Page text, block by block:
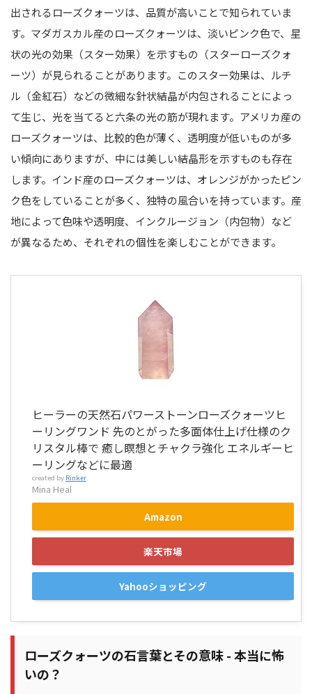
出されるローズクォーツは、品質が高いことで知られていま
す。マダガスカル産のローズクォーツは、淡いピンク色で、星
状の光の効果（スター効果）を示すもの（スターローズクォ
ーツ）が見られることがあります。このスター効果は、ルチ
ル（金紅石）などの微細な針状結晶が内包されることによっ
て生じ、光を当てると六条の光の筋が現れます。アメリカ産の
ローズクォーツは、比較的色が薄く、透明度が低いものが多
い傾向にありますが、中には美しい結晶形を示すものも存在
します。インド産のローズクォーツは、オレンジがかったピン
ク色をしていることが多く、独特の風合いを持っています。産
地によって色味や透明度、インクルージョン（内包物）など
が異なるため、それぞれの個性を楽しむことができます。
ヒーラーの天然石パワーストーンローズクォーツヒ
ーリングワンド 先のとがった多面体仕上げ仕様のク
リスタル棒で 癒し瞑想とチャクラ強化 エネルギーヒ
ーリングなどに最適
created by Rinker
Mina Heal
Amazon
楽天市場
Yahooショッピング
ローズクォーツの石言葉とその意味 - 本当に怖
いの？